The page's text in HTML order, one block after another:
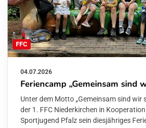
FFC
04.07.2026
Feriencamp „Gemeinsam sind
Unter dem Motto „Gemeinsam sind wir
der 1. FFC Niederkirchen in
Sportjugend Pfalz sein diesjähriges